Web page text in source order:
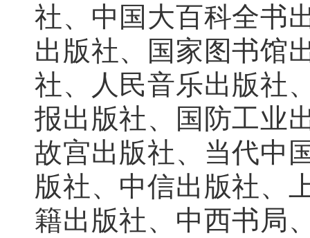
社、中国大百科全书
出版社、国家图书馆
社、人民音乐出版社
报出版社、国防工业
故宫出版社、当代中
版社、中信出版社、
籍出版社、中西书局